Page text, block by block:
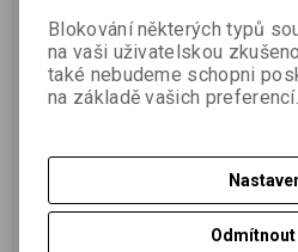
Zdroj napětí
5
Blokování některých typů
na vaši uživatelskou
také nebudeme schopni
na základě vašich preferencí.
Odmítnout